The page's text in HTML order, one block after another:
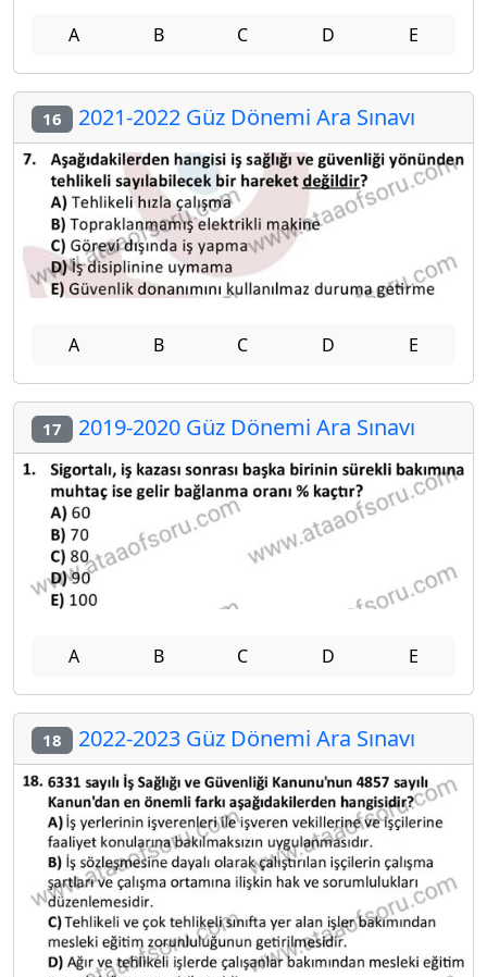
A B C D E
16 2021-2022 Güz Dönemi Ara Sınavı
A B C D E
17 2019-2020 Güz Dönemi Ara Sınavı
A B C D E
18 2022-2023 Güz Dönemi Ara Sınavı